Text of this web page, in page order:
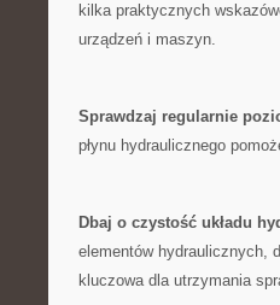
kilka ‍praktycznych
urządzeń i maszyn.
Sprawdzaj regularnie
płynu⁤ hydraulicznego
Dbaj o czystość układu
elementów hydraulicznych,
kluczowa dla utrzymania